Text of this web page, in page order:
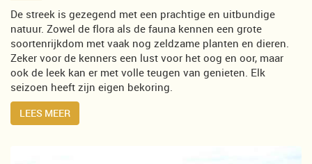
De streek is gezegend met een prachtige en uitbundige
natuur. Zowel de flora als de fauna kennen een grote
soortenrijkdom met vaak nog zeldzame planten en dieren.
Zeker voor de kenners een lust voor het oog en oor, maar
ook de leek kan er met volle teugen van genieten. Elk
seizoen heeft zijn eigen bekoring.
LEES MEER